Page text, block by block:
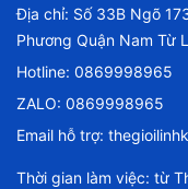
Địa chỉ: Số 33B Ngõ
Phương Quận Nam Từ
Hotline: 0869998965
ZALO: 0869998965
Email hỗ trợ:
Thời gian làm việc: từ